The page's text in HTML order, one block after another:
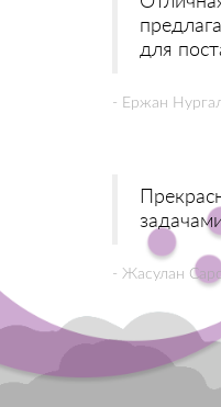
для
- Ержан
- Жасулан